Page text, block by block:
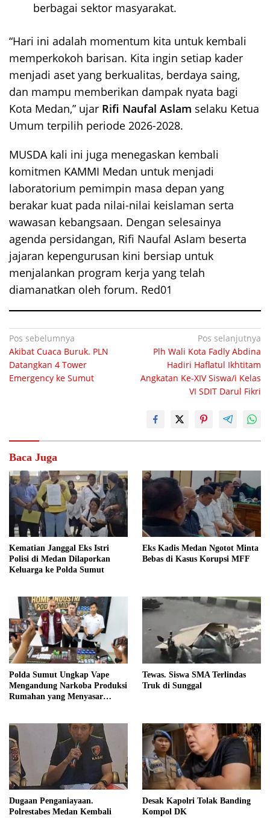
berbagai sektor masyarakat.
“Hari ini adalah momentum kita untuk kembali
memperkokoh barisan. Kita ingin setiap kader
menjadi aset yang berkualitas, berdaya saing,
dan mampu memberikan dampak nyata bagi
Kota Medan,” ujar Rifi Naufal Aslam selaku Ketua
Umum terpilih periode 2026-2028.
MUSDA kali ini juga menegaskan kembali
komitmen KAMMI Medan untuk menjadi
laboratorium pemimpin masa depan yang
berakar kuat pada nilai-nilai keislaman serta
wawasan kebangsaan. Dengan selesainya
agenda persidangan, Rifi Naufal Aslam beserta
jajaran kepengurusan kini bersiap untuk
menjalankan program kerja yang telah
diamanatkan oleh forum. Red01
Navigasi
pos
Pos sebelumnya
Akibat Cuaca Buruk. PLN
Datangkan 4 Tower
Emergency ke Sumut
Pos selanjutnya
Plh Wali Kota Fadly Abdina
Hadiri Haflatul Ikhtitam
Angkatan Ke-XIV Siswa/i Kelas
VI SDIT Darul Fikri
Baca Juga
Kematian Janggal Eks Istri
Polisi di Medan Dilaporkan
Keluarga ke Polda Sumut
Eks Kadis Medan Ngotot Minta
Bebas di Kasus Korupsi MFF
Polda Sumut Ungkap Vape
Mengandung Narkoba Produksi
Rumahan yang Menyasar
Tewas. Siswa SMA Terlindas
Truk di Sunggal
Dugaan Penganiayaan.
Polrestabes Medan Kembali
Desak Kapolri Tolak Banding
Kompol DK